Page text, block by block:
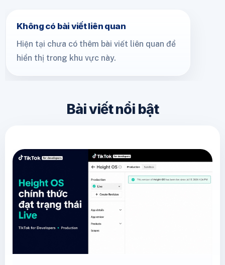
Không có bài viết liên quan
Hiện tại chưa có thêm bài viết liên quan để
hiển thị trong khu vực này.
Bài viết nổi bật